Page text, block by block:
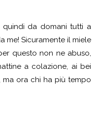
quindi da domani tutti a
me! Sicuramente il miele
questo non ne abuso,
a colazione, ai bei
ma ora chi ha più tempo